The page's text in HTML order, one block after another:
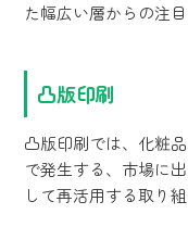
た幅広い層からの注
凸版印刷
凸版印刷では、化粧
で発生する、市場に
して再活用する取り